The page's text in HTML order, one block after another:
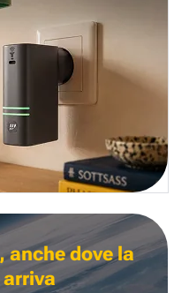
anche dove la
arriva